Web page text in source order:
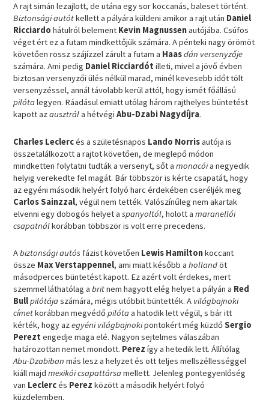
A rajt simán lezajlott, de utána egy sor koccanás, baleset történt.
Biztonsági autótkellett a pályára küldeni amikor a rajt után Daniel
Ricciardo hátulról belement Kevin Magnussenautójába. Csúfos
véget ért ez a futam mindkettőjük számára. A pénteki nagy örömöt
követően rossz szájízzel zárult a futam a Haasdán versenyzője
számára. Ami pedig Daniel Ricciardótilleti, mivel a jövő évben
biztosan versenyzői ülés nélkül marad, minél kevesebb időt tölt
versenyzéssel, annál távolabb kerül attól, hogy ismét főállású
pilótalegyen. Ráadásul emiatt utólag három rajthelyes büntetést
kapott azausztrála hétvégiAbu-Dzabi Nagydíjra.
Charles Leclercés a születésnapos Lando Norrisautója is
összetalálkozott a rajtot követően, de meglepő módon
mindketten folytatni tudták a versenyt, sőt amonacóia negyedik
helyig verekedte fel magát. Bár többször is kérte csapatát, hogy
az egyéni második helyért folyó harc érdekében cseréljék meg
Carlos Sainzzal, végül nem tették. Valószínűleg nem akartak
elvenni egy dobogós helyet aspanyoltól, holott amaranellói
csapatnálkorábban többször is volt erre precedens.
Abiztonsági autósfázist követően Lewis Hamiltonkoccant
össze Max Verstappennel, ami miatt később ahollandöt
másodperces büntetést kapott. Ez azért volt érdekes, mert
szemmel láthatólag abritnem hagyott elég helyet a pályán a Red
Bullpilótájaszámára, mégis utóbbit büntették. A világbajnoki
címetkorábban megvédőpilótaa hatodik lett végül, s bár itt
kérték, hogy azegyéni világbajnokipontokért még küzdőSergio
Perezt engedje maga elé. Nagyon sejtelmes válaszában
határozottan nemet mondott. Perezígy a hetedik lett. Állítólag
Abu-Dzabiban más lesz a helyzet és ott teljes mellszéllességgel
kiáll majdmexikói csapattársamellett. Jelenleg pontegyenlőség
van Leclercés Perezközött a második helyért folyó
küzdelemben.